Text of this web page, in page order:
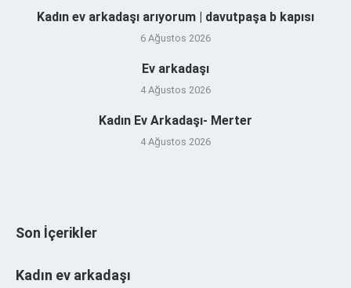
Kadın ev arkadaşı arıyorum | davutpaşa b kapısı
6 Ağustos 2026
Ev arkadaşı
4 Ağustos 2026
Kadın Ev Arkadaşı- Merter
4 Ağustos 2026
Son İçerikler
Kadın ev arkadaşı